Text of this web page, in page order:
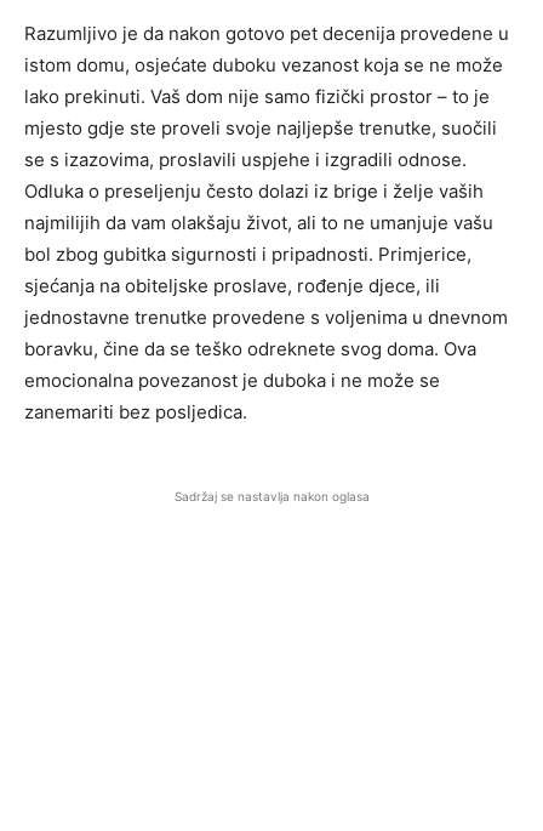
Razumljivo je da nakon gotovo pet decenija provedene u
istom domu, osjećate duboku vezanost koja se ne može
lako prekinuti. Vaš dom nije samo fizički prostor – to je
mjesto gdje ste proveli svoje najljepše trenutke, suočili
se s izazovima, proslavili uspjehe i izgradili odnose.
Odluka o preseljenju često dolazi iz brige i želje vaših
najmilijih da vam olakšaju život, ali to ne umanjuje vašu
bol zbog gubitka sigurnosti i pripadnosti. Primjerice,
sjećanja na obiteljske proslave, rođenje djece, ili
jednostavne trenutke provedene s voljenima u dnevnom
boravku, čine da se teško odreknete svog doma. Ova
emocionalna povezanost je duboka i ne može se
zanemariti bez posljedica.
Sadržaj se nastavlja nakon oglasa